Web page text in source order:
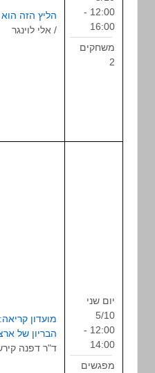
משחקים
הליץ הזה הוא אני
/ אלי לוינגר
מועדון קריאה:
הבריון של ארצ'ר/
ד"ר דפנה קירש